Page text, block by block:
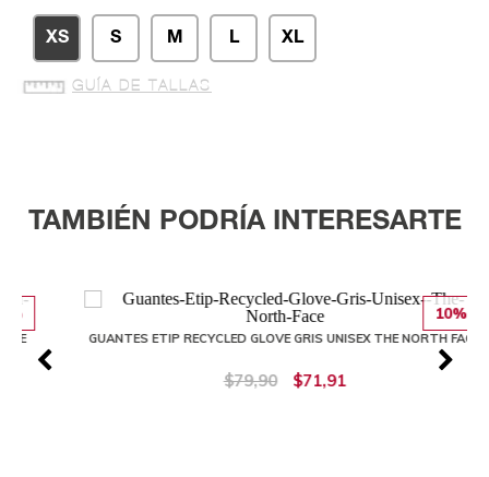
XS S M L XL
GUÍA DE TALLAS
TAMBIÉN PODRÍA INTERESARTE
GUANTES ETIP RECYCLED GLOVE GRIS UNISEX THE NORTH FACE
$79,90 $71,91